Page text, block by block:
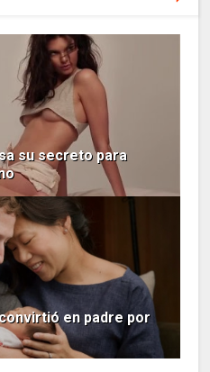
su secreto para
en padre por